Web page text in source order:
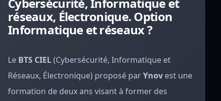
réseaux, Électronique. Option
Informatique et réseaux ?
Le BTS CIEL(Cybersécurité, Informatique et
Réseaux, Électronique) proposé parYnov est une
formation de deux ans visant à former des